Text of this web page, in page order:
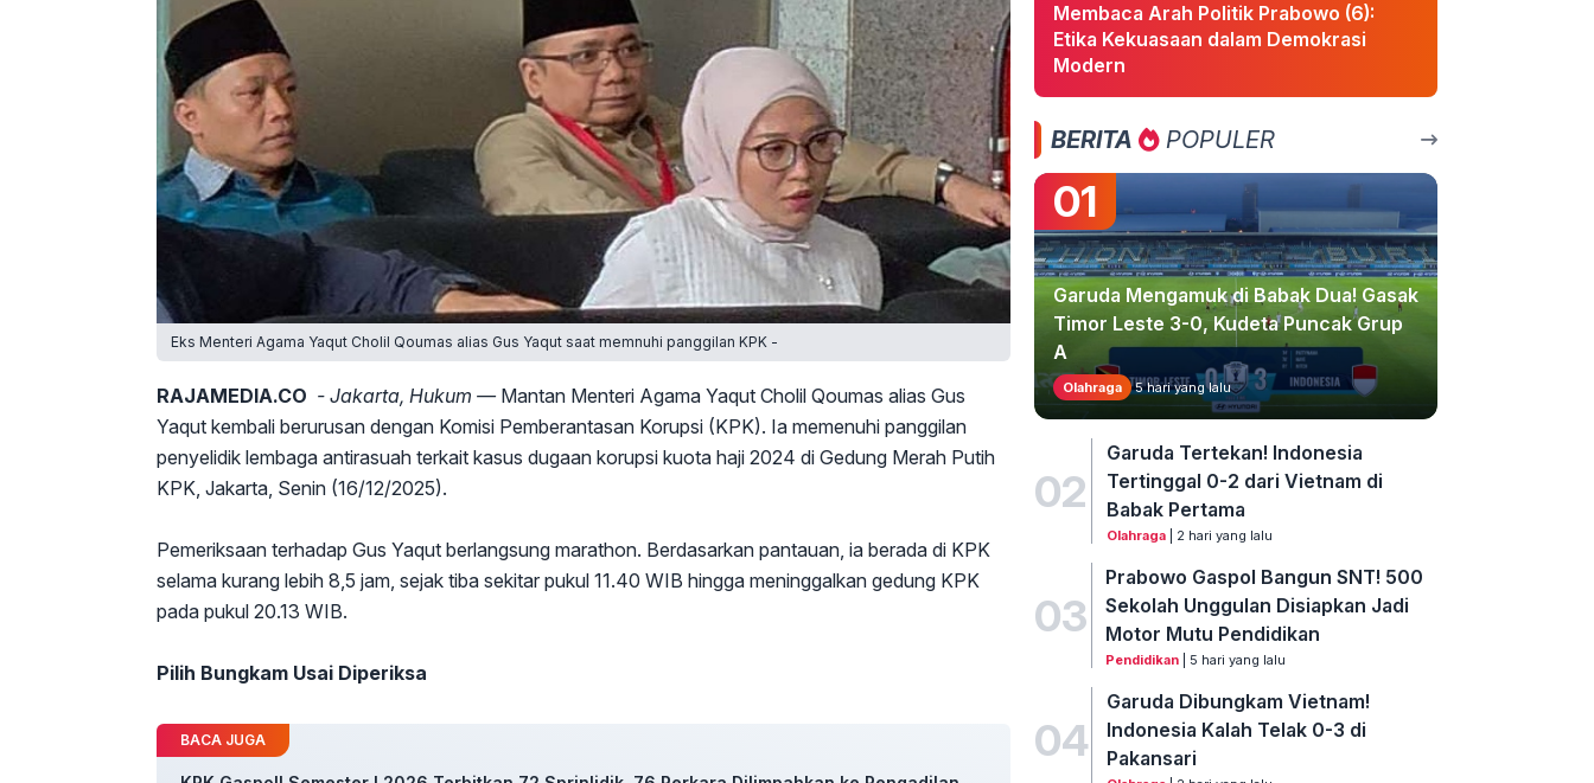
Eks Menteri Agama Yaqut Cholil Qoumas alias Gus Yaqut saat memnuhi panggilan KPK -
RAJAMEDIA.CO - Jakarta, Hukum —Mantan Menteri Agama Yaqut Cholil Qoumas alias Gus
Yaqut kembali berurusan dengan Komisi Pemberantasan Korupsi (KPK). Ia memenuhi panggilan
penyelidik lembaga antirasuah terkait kasus dugaan korupsi kuota haji 2024 di Gedung Merah Putih
KPK, Jakarta, Senin (16/12/2025).
Pemeriksaan terhadap Gus Yaqut berlangsung marathon. Berdasarkan pantauan, ia berada di KPK
selama kurang lebih 8,5 jam, sejak tiba sekitar pukul 11.40 WIB hingga meninggalkan gedung KPK
pada pukul 20.13 WIB.
Pilih Bungkam Usai Diperiksa
BACA JUGA
Membaca Arah Politik Prabowo (6):
Etika Kekuasaan dalam Demokrasi
Modern
BERITA POPULER
01
Garuda Mengamuk di Babak Dua! Gasak
Timor Leste 3-0, Kudeta Puncak Grup
A
Olahraga 5 hari yang lalu
02
Garuda Tertekan! Indonesia
Tertinggal 0-2 dari Vietnam di
Babak Pertama
Olahraga| 2 hari yang lalu
03
Prabowo Gaspol Bangun SNT! 500
Sekolah Unggulan Disiapkan Jadi
Motor Mutu Pendidikan
Pendidikan | 5 hari yang lalu
04
Garuda Dibungkam Vietnam!
Indonesia Kalah Telak 0-3 di
Pakansari